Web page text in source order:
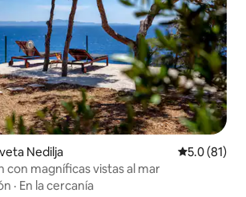
Nedilja Calificación
5.0 (81)
con magníficas vistas al mar
· En la cercanía